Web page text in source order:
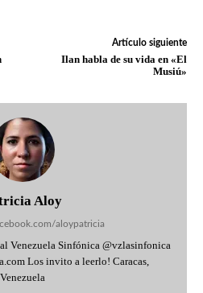
Artículo siguiente
Ilan habla de su vida en «El
Musiú»
Aloy
aloypatricia
Venezuela Sinfónica @vzlasinfonica
Los invito a leerlo! Caracas,
Venezuela